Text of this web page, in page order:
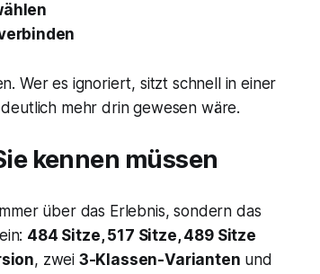
Wer es ignoriert, sitzt schnell in einer
mehr drin gewesen wäre.
kennen müssen
über das Erlebnis, sondern das
484 Sitze, 517 Sitze, 489 Sitze
, zwei 3-Klassen-Varianten und